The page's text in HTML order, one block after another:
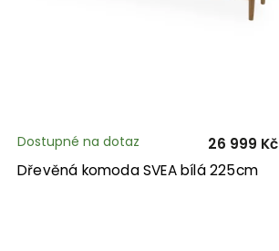
Dřevěná komoda SVEA bílá 225cm
Dostupné na dotaz
26 999 Kč